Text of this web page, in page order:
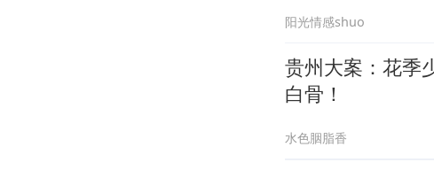
阳光情感shuo
贵州大案：花季
白骨！
水色胭脂香